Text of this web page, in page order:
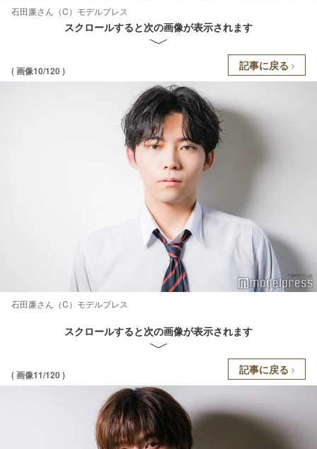
石田廉さん（C）モデルプレス
スクロールすると次の画像が表示されます
( 画像10/120 ) 記事に戻る
石田廉さん（C）モデルプレス
スクロールすると次の画像が表示されます
( 画像11/120 ) 記事に戻る